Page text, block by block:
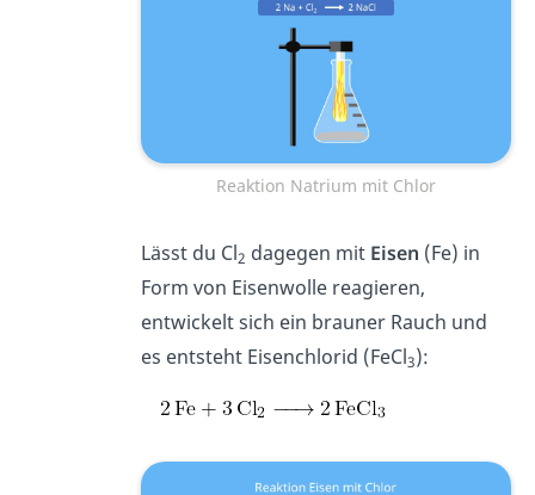
Reaktion Natrium mit Chlor
Lässt du Cl2 dagegen mit Eisen (Fe) in
Form von Eisenwolle reagieren,
entwickelt sich ein brauner Rauch und
es entsteht Eisenchlorid (FeCl3):